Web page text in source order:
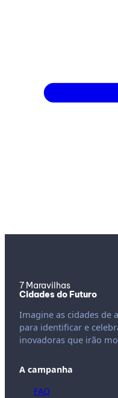
7 Maravilhas
Cidades do Futuro
Imagine as cidades de
para identificar e
inovadoras que irão
A campanha
FAQ